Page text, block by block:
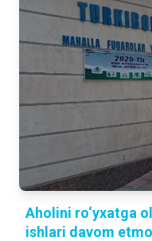
Aholini ro‘yxatga
ishlari davom